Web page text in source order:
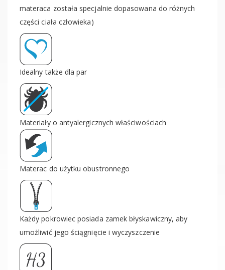
materaca została specjalnie dopasowana do różnych
części ciała człowieka)
Idealny także dla par
Materiały o antyalergicznych właściwościach
Materac do użytku obustronnego
Każdy pokrowiec posiada zamek błyskawiczny, aby
umożliwić jego ściągnięcie i wyczyszczenie